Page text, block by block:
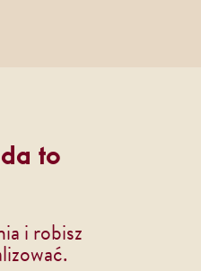
to
i robisz